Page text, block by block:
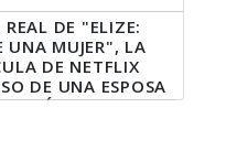
DE "ELIZE:
UNA MUJER", LA
DE NETFLIX
DE UNA ESPOSA
A SU